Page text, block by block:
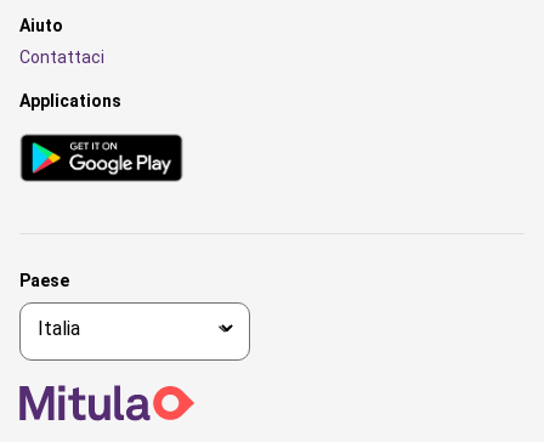
Aiuto
Contattaci
Applications
Paese